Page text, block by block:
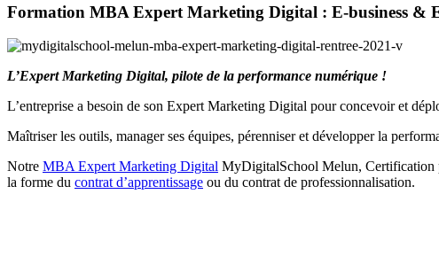
Formation MBA Expert Marketing Digital : E-business &
L’Expert Marketing Digital, pilote de la performance numérique !
L’entreprise a besoin de son Expert Marketing Digital pour concevoir et
Maîtriser les outils, manager ses équipes, pérenniser et développer la
Notre MBA Expert Marketing Digital MyDigitalSchool Melun, Certification
la forme du contrat d’apprentissage ou du contrat de professionnalisation.